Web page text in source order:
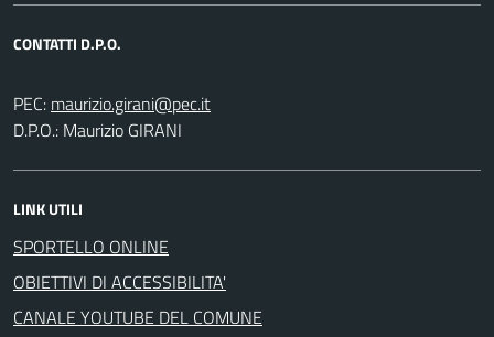
CONTATTI D.P.O.
PEC:
D.P.O.: Maurizio GIRANI
LINK UTILI
SPORTELLO ONLINE
OBIETTIVI DI ACCESSIBILITA'
CANALE YOUTUBE DEL COMUNE